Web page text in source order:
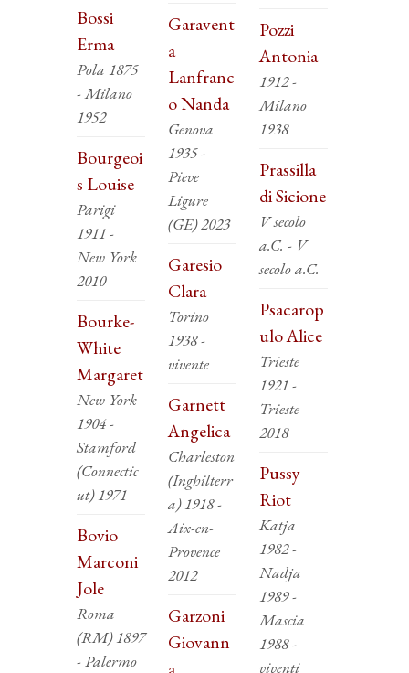
Bossi
Erma
Pola 1875
- Milano
1952
Bourgeoi
s Louise
Parigi
1911 -
New York
2010
Bourke-
White
Margaret
New York
1904 -
Stamford
(Connectic
ut) 1971
Bovio
Marconi
Jole
Roma
(RM) 1897
- Palermo
Garavent
a
Lanfranc
o Nanda
Genova
1935 -
Pieve
Ligure
(GE) 2023
Garesio
Clara
Torino
1938 -
vivente
Garnett
Angelica
Charleston
(Inghilterr
a) 1918 -
Aix-en-
Provence
2012
Garzoni
Giovann
Pozzi
Antonia
1912 -
Milano
1938
Prassilla
di Sicione
V secolo
a.C. - V
secolo a.C.
Psacarop
ulo Alice
Trieste
1921 -
Trieste
2018
Pussy
Riot
Katja
1982 -
Nadja
1989 -
Mascia
1988 -
viventi